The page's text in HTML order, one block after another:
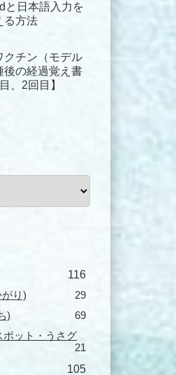
と日本語入力を
る方法
クチン（モデル
後の経過覚え書
、2回目】
116
り)
29
)
69
ポット・うさグ
21
105